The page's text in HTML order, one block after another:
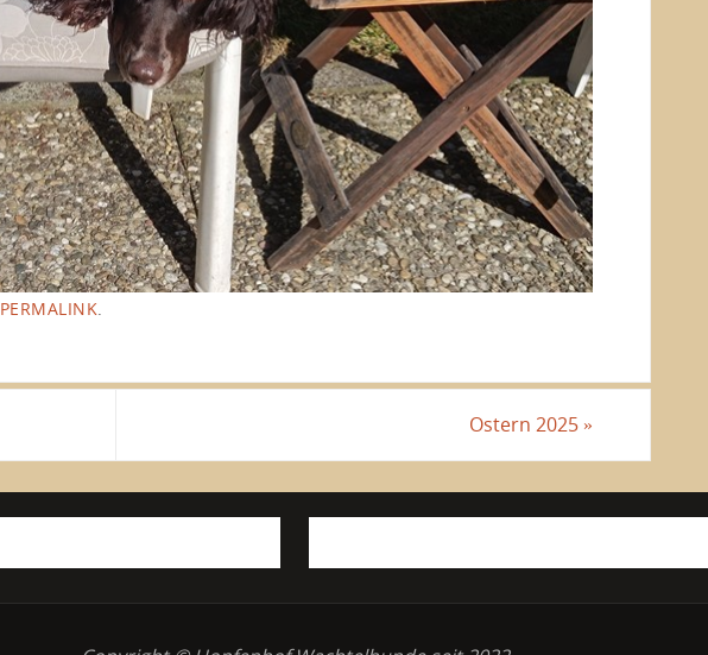
PERMALINK
Ostern 2025 »